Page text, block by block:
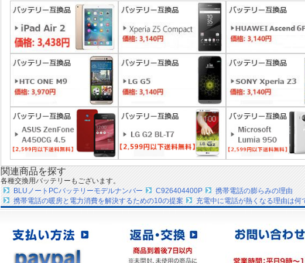
関連商品を探す
各種交換用バッテリーもございます。
BLUノートPCバッテリーモデルナンバー
C926404400P
携帯電話の膨らみの理由
携帯電話の暖房と電力消費を解決するための10の提案
充電中に電話が熱くなる理由は何